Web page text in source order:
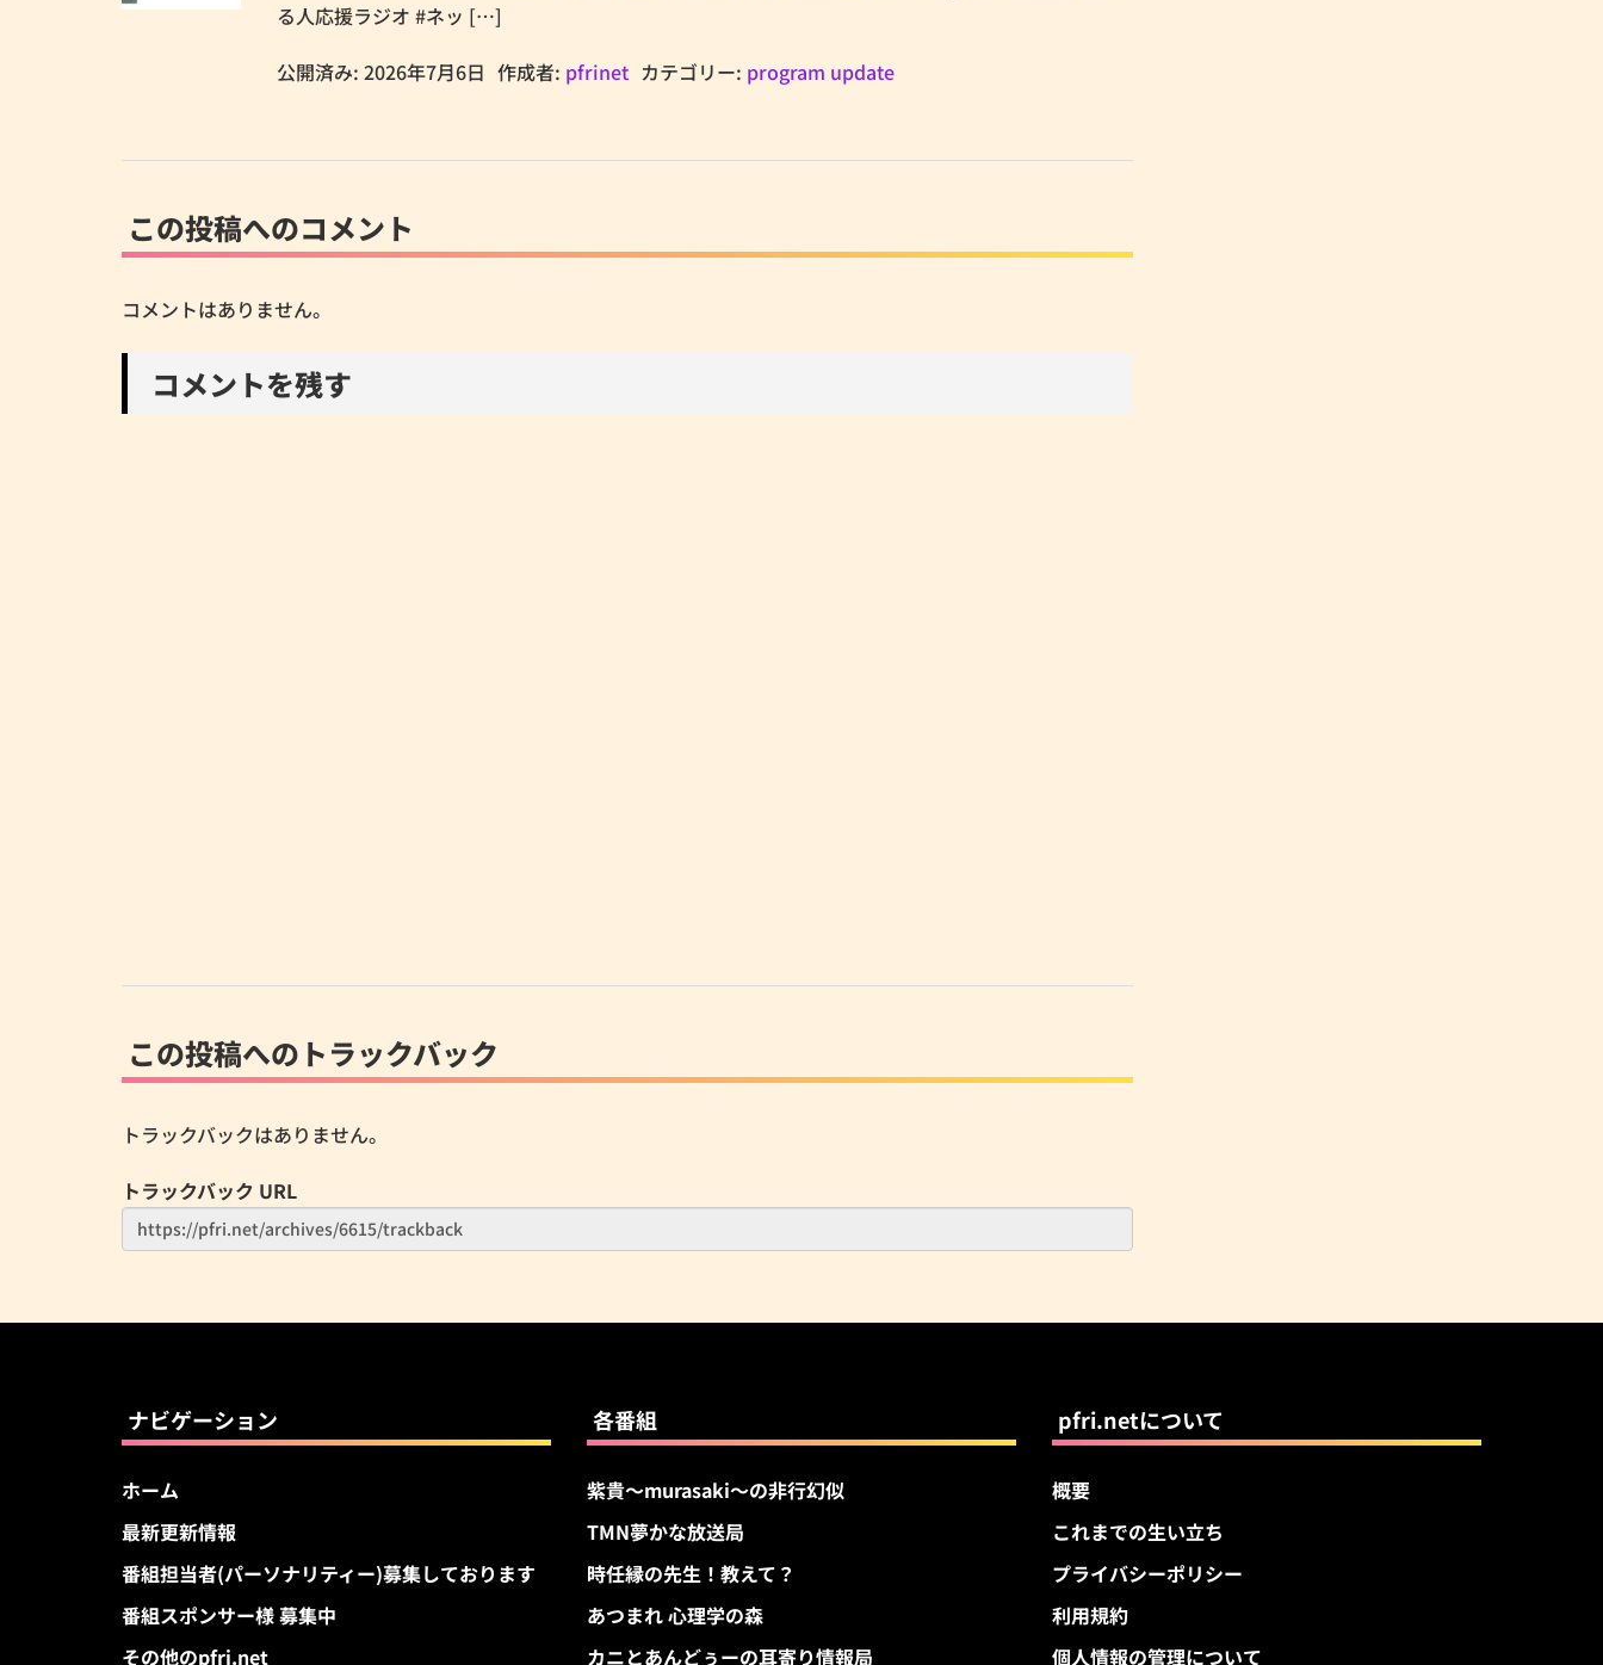
る人応援ラジオ #ネッ […]
公開済み: 2026年7月6日 作成者: pfrinet カテゴリー: program update
この投稿へのコメント
コメントはありません。
コメントを残す
この投稿へのトラックバック
トラックバックはありません。
トラックバック URL
ナビゲーション
ホーム
最新更新情報
番組担当者(パーソナリティー)募集しております
番組スポンサー様 募集中
その他のpfri.net
各番組
紫貴～murasaki～の非行幻似
TMN夢かな放送局
時任縁の先生！教えて？
あつまれ 心理学の森
カニとあんどぅーの耳寄り情報局
pfri.netについて
概要
これまでの生い立ち
プライバシーポリシー
利用規約
個人情報の管理について